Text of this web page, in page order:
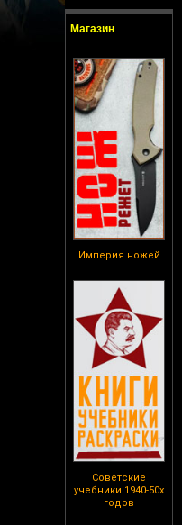
Магазин
Империя ножей
Советские
учебники 1940-50х
годов